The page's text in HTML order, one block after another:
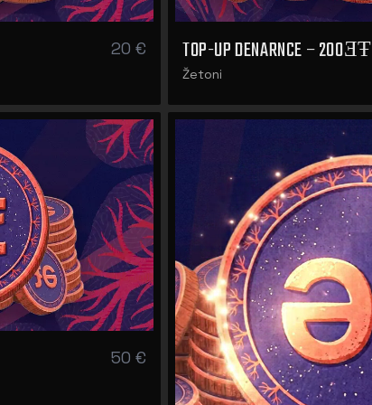
20 € TOP-UP DENARNCE – 200ƎŦ
Žetoni
50 €